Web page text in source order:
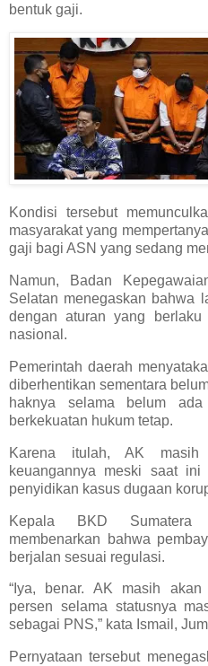
bentuk gaji.
Kondisi tersebut
masyarakat yang
gaji bagi ASN yang sedang
Namun, Badan
Selatan menegaskan bahwa
dengan aturan yang
nasional.
Pemerintah daerah
diberhentikan sementara
haknya selama belum
berkekuatan hukum tetap.
Karena itulah, AK masih
keuangannya meski saat
penyidikan kasus dugaan
Kepala BKD Sumatera
membenarkan bahwa
berjalan sesuai regulasi.
“Iya, benar. AK masih
persen selama statusnya
sebagai PNS,” kata Ismail,
Pernyataan tersebut